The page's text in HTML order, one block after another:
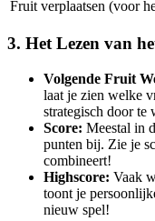
Fruit verplaatsen (voor
3. Het Lezen van
Volgende Fruit
laat je zien welke
strategisch door te
Score: Meestal in
punten bij. Zie je
combineert!
Highscore: Vaak
toont je
nieuw spel!